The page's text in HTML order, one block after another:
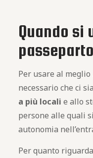
Quando si
Per usare al
necessario che ci
a più locali e allo
persone alle quali
autonomia
Per quanto